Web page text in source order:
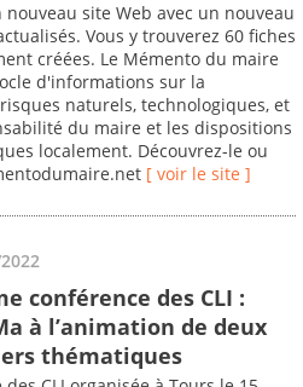
site Web avec un nouveau
Vous y trouverez 60 fiches
créées. Le Mémento du maire
d'informations sur la
naturels, technologiques, et
du maire et les dispositions
localement. Découvrez-le ou
[ voir le site ]
conférence des CLI :
à l’animation de deux
thématiques